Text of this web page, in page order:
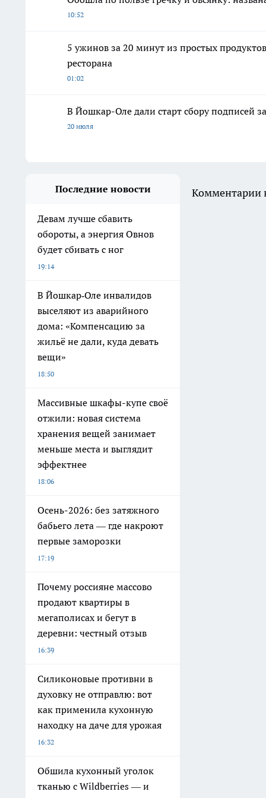
10:52
5 ужинов за 20 минут из простых
ресторана
01:02
В Йошкар-Оле дали старт сбору подписей
20 июля
Последние новости
Девам лучше сбавить
обороты, а энергия Овнов
будет сбивать с ног
19:14
В Йошкар‑Оле инвалидов
выселяют из аварийного
дома: «Компенсацию за
жильё не дали, куда девать
вещи»
18:50
Массивные шкафы-купе своё
отжили: новая система
хранения вещей занимает
меньше места и выглядит
эффектнее
18:06
Осень-2026: без затяжного
бабьего лета — где накроют
первые заморозки
17:19
Почему россияне массово
продают квартиры в
мегаполисах и бегут в
деревни: честный отзыв
16:39
Силиконовые противни в
духовку не отправлю: вот
как применила кухонную
находку на даче для урожая
16:32
Обшила кухонный уголок
тканью с Wildberries — и
Комментарии